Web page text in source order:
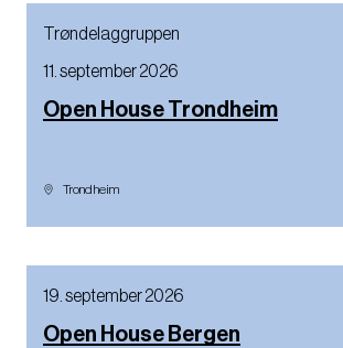
Trøndelaggruppen
11. september 2026
Open House Trondheim
Trondheim
19. september 2026
Open House Bergen